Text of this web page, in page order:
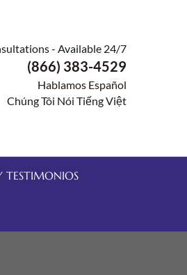
- Available 24/7
(866) 383-4529
Hablamos Español
Chúng Tôi Nói Tiếng Việt
TESTIMONIOS